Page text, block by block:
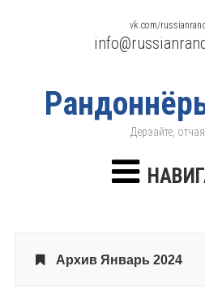
Дерзайте,
vk.com/
Архив Январь 2024